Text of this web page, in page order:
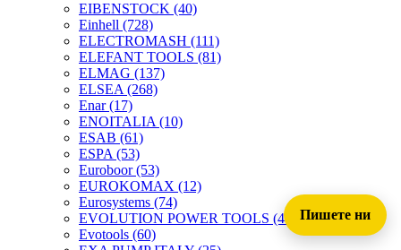
EIBENSTOCK (40)
Einhell (728)
ELECTROMASH (111)
ELEFANT TOOLS (81)
ELMAG (137)
ELSEA (268)
Enar(17)
ENOITALIA (10)
ESAB (61)
ESPA (53)
Euroboor(53)
EUROKOMAX (12)
Eurosystems (74)
EVOLUTION POWER TOOLS (45)
Evotools (60)
Пишете ни